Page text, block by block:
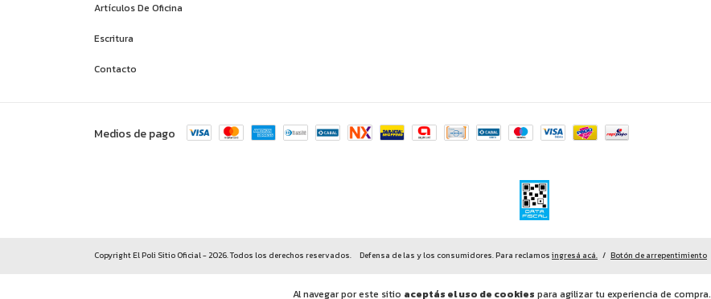
Al navegar por este sitio aceptás el uso de cookies para agilizar tu experiencia de compra.
Artículos De Oficina
Escritura
Contacto
Medios de pago
Copyright El Poli Sitio Oficial - 2026. Todos los derechos reservados. Defensa de las y los consumidores. Para reclamos ingresá acá. / Botón de arrepentimiento